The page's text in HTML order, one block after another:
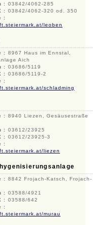
: 03842/4062-285
: 03842/4062-320 od. 350
:
leoben
: 8967 Haus im Ennstal,
Aich
: 03686/5119
: 03686/5119-2
:
schladming
: 8940 Liezen, Gesäusestraße
: 03612/23925
: 03612/23925-3
:
liezen
: 8842 Frojach-Katsch, Frojach-
: 03588/4921
: 03588/642
:
murau